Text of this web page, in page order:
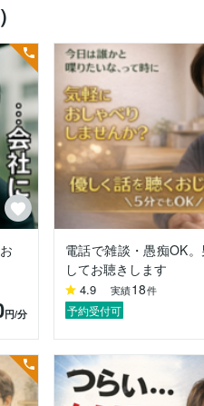
なくても大丈夫。
話してくださいね。
ませんか？
いる
らい
てる
ない
でる
安
いのか分からない
寄せられてきたお悩みです。
たことばかりです。
って本当にさまざま。
なくて大丈夫。
きだしてほしいんです。
円/分
電話で雑談・愚痴OK。
してお聴きします
4.9 実績18件
予約受付可